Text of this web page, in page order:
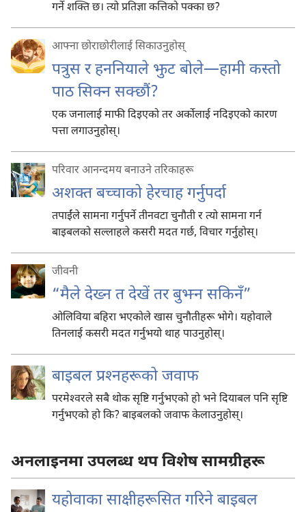
गर्ने शक्‍ति छ। त्यो प्रतिज्ञा कत्तिको पक्का छ?
आफ्ना छोराछोरीलाई सिकाउनुहोस्
पत्रुस र हननियाले झुट बोले—हामी कस्तो
पाठ सिक्न सक्छौं?
एक जनालाई माफी दिइएको तर अर्कोलाई नदिइएको कारण
पत्ता लगाउनुहोस्‌।
परिवार आनन्दमय बनाउने तरिकाहरू
अशक्‍त बच्चाको हेरचाह गर्नुपर्दा
तपाईंले सामना गर्नुपर्ने तीनवटा चुनौती र त्यो सामना गर्न
बाइबलको सल्लाहले कसरी मदत गर्छ, विचार गर्नुहोस्‌।
जीवनी
“मैले देख्न त देखें तर बुझ्न सकिनँ”
ओलिविया बहिरा भएकोले खास चुनौतीहरू भोगे। यहोवाले
तिनलाई कसरी मदत गर्नुभयो थाह पाउनुहोस्‌।
बाइबल प्रश्‍नहरूको जवाफ
परमेश्‍वरले सबै थोक सृष्टि गर्नुभएको हो भने दियाबल पनि सृष्टि
गर्नुभएको हो कि? बाइबलको जवाफ केलाउनुहोस्‌।
अनलाइनमा उपलब्ध थप विशेष सामग्रीहरू
यहोवाका साक्षीहरूसित गरिने बाइबल